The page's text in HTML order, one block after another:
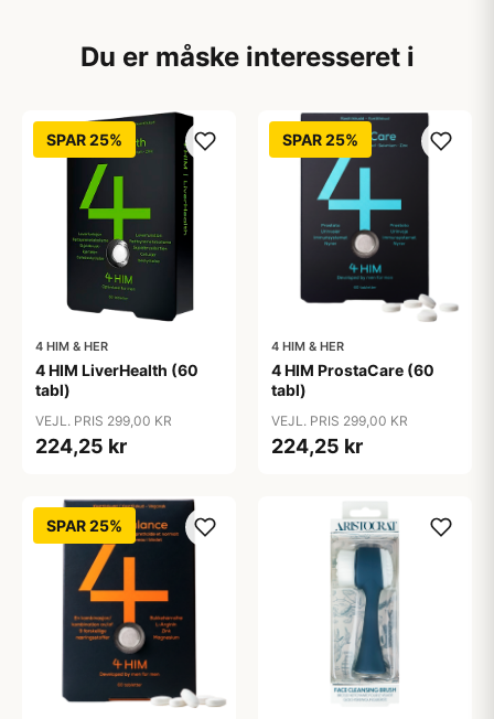
Du er måske interesseret i
SPAR 25%
4 HIM & HER
4 HIM LiverHealth (60
tabl)
VEJL. PRIS 299,00 KR
224,25 kr
SPAR 25%
4 HIM & HER
4 HIM ProstaCare (60
tabl)
VEJL. PRIS 299,00 KR
224,25 kr
SPAR 25%